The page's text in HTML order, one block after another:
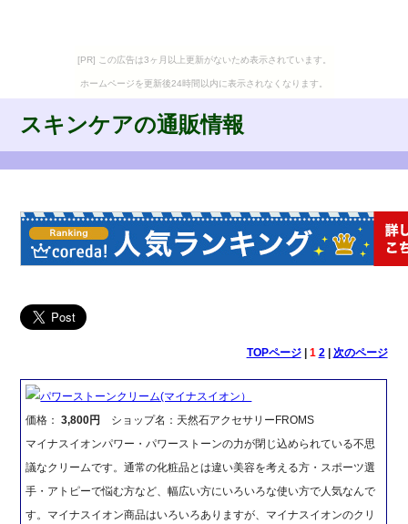
[PR] この広告は3ヶ月以上更新がないため表示されています。
ホームページを更新後24時間以内に表示されなくなります。
スキンケアの通販情報
TOPページ| 1 2| 次のページ
パワーストーンクリーム(マイナスイオン）
価格：3,800円
ショップ名：天然石アクセサリーFROMS
マイナスイオンパワー・パワーストーンの力が閉じ込められている不思
議なクリームです。通常の化粧品とは違い美容を考える方・スポーツ選
手・アトピーで悩む方など、幅広い方にいろいろな使い方で人気なんで
す。マイナスイオン商品はいろいろありますが、マイナスイオンのクリ